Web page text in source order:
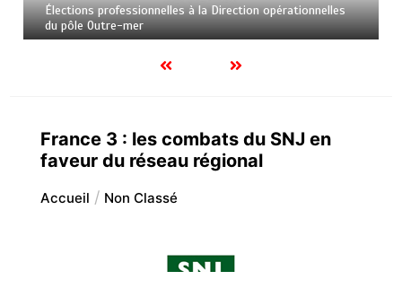
Élections professionnelles à la Direction opérationnelles
du pôle Outre-mer
France 3 : les combats du SNJ en
faveur du réseau régional
Accueil Non Classé